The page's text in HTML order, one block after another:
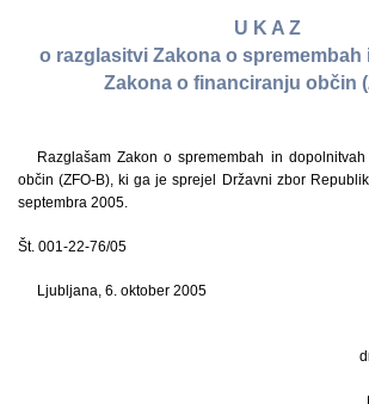
U K A Z
o razglasitvi Zakona o
Zakona o financiranju občin
Razglašam Zakon o spremembah in
občin (ZFO-B), ki ga je sprejel Državni zbor
septembra 2005.
Št. 001-22-76/05
Ljubljana, 6. oktober 2005